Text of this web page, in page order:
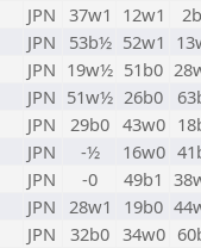
JPN 37w1 12w1
JPN 53b½ 52w1
JPN 19w½ 51b0
JPN 51w½ 26b0
JPN 29b0 43w0
JPN -½ 16w0
JPN -0 49b1
JPN 28w1 19b0
JPN 32b0 34w0